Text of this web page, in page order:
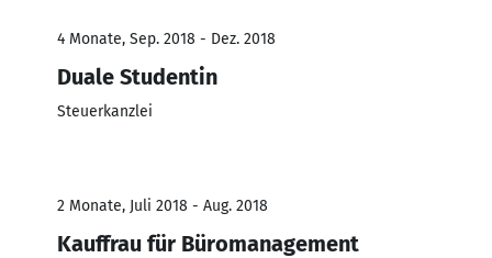
4 Monate, Sep. 2018 - Dez. 2018
Duale Studentin
Steuerkanzlei
2 Monate, Juli 2018 - Aug. 2018
Kauffrau für Büromanagement